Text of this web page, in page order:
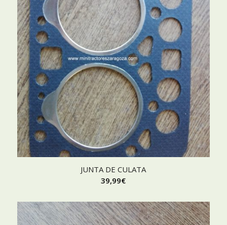
JUNTA DE CULATA
39,99€